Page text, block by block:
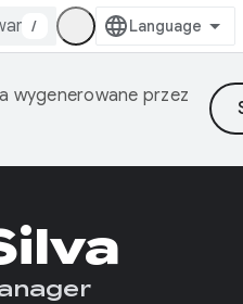
/
wygenerowane przez